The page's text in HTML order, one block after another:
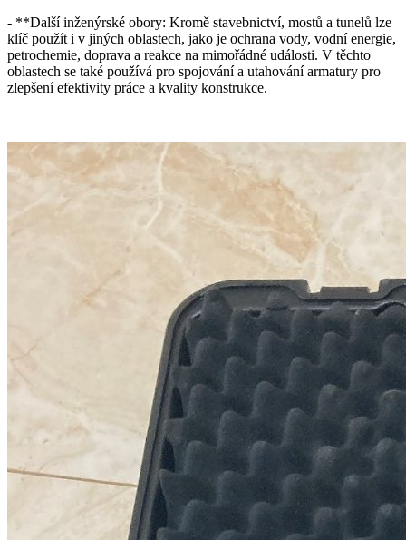
- **Další inženýrské obory: Kromě stavebnictví, mostů a tunelů lze
klíč použít i v jiných oblastech, jako je ochrana vody, vodní energie,
petrochemie, doprava a reakce na mimořádné události. V těchto
oblastech se také používá pro spojování a utahování armatury pro
zlepšení efektivity práce a kvality konstrukce.